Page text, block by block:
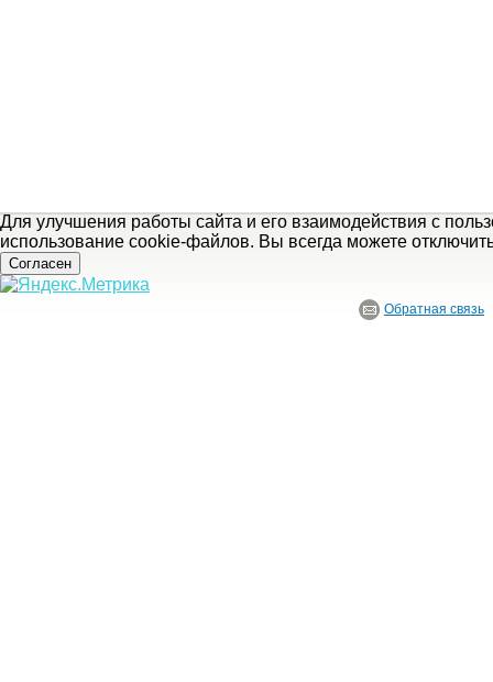
Для улучшения работы сайта и его взаимодействия с
использование cookie-файлов. Вы всегда можете
Согласен
Обратная связь